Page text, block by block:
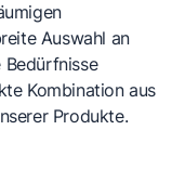
Auswahl an
Kombination aus
Produkte.